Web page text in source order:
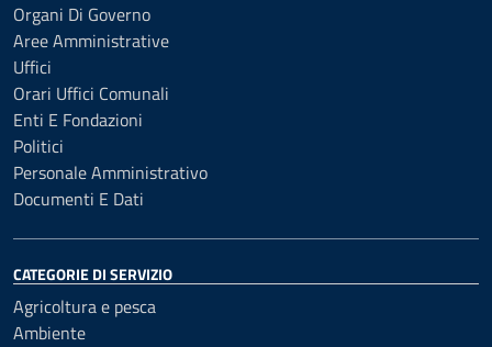
Organi Di Governo
Aree Amministrative
Uffici
Orari Uffici Comunali
Enti E Fondazioni
Politici
Personale Amministrativo
Documenti E Dati
CATEGORIE DI SERVIZIO
Agricoltura e pesca
Ambiente